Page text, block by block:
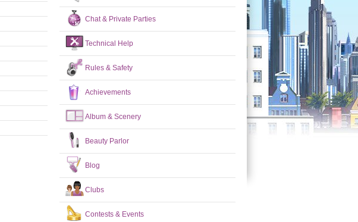
Chat & Private Parties
Technical Help
Rules & Safety
Achievements
Album & Scenery
Beauty Parlor
Blog
Clubs
Contests & Events